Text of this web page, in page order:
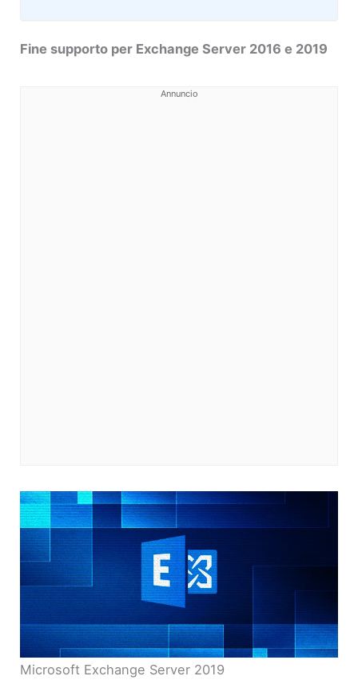
Fine supporto per Exchange Server 2016 e 2019
Annuncio
Microsoft Exchange Server 2019